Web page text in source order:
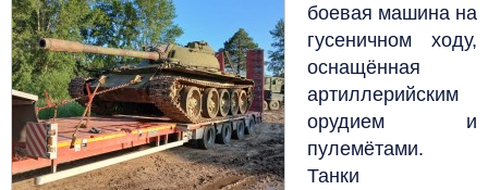
боевая машина на
гусеничном ходу,
оснащённая
артиллерийским
орудием и
пулемётами.
Танки